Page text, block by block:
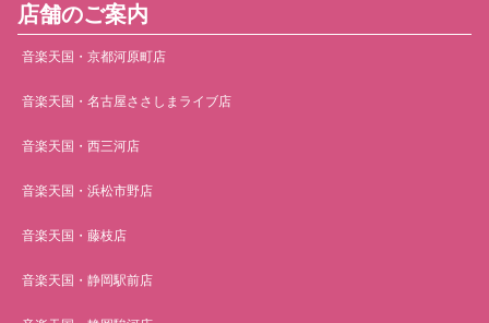
店舗のご案内
音楽天国・京都河原町店
音楽天国・名古屋ささしまライブ店
音楽天国・西三河店
音楽天国・浜松市野店
音楽天国・藤枝店
音楽天国・静岡駅前店